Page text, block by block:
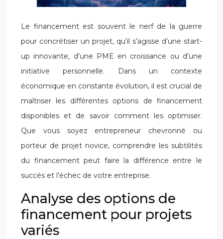
Le financement est souvent le nerf de la guerre
pour concrétiser un projet, qu’il s’agisse d’une start-
up innovante, d’une PME en croissance ou d’une
initiative personnelle. Dans un contexte
économique en constante évolution, il est crucial de
maîtriser les différentes options de financement
disponibles et de savoir comment les optimiser.
Que vous soyez entrepreneur chevronné ou
porteur de projet novice, comprendre les subtilités
du financement peut faire la différence entre le
succès et l’échec de votre entreprise.
Analyse des options de
financement pour projets
variés